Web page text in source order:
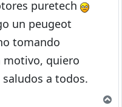
puretech
un peugeot
tomando
motivo, quiero
a todos.